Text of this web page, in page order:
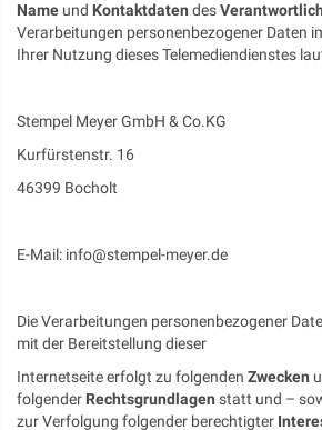
Name und Kontaktdaten des
Verarbeitungen personenbezogener Daten
Ihrer Nutzung dieses Telemediendienstes
Stempel Meyer GmbH & Co.KG
Kurfürstenstr. 16
46399 Bocholt
E-Mail: info@stempel-meyer.de
Die Verarbeitungen personenbezogener
mit der Bereitstellung dieser
Internetseite erfolgt zu folgenden Zwecken
folgender Rechtsgrundlagen statt und –
zur Verfolgung folgender berechtigter